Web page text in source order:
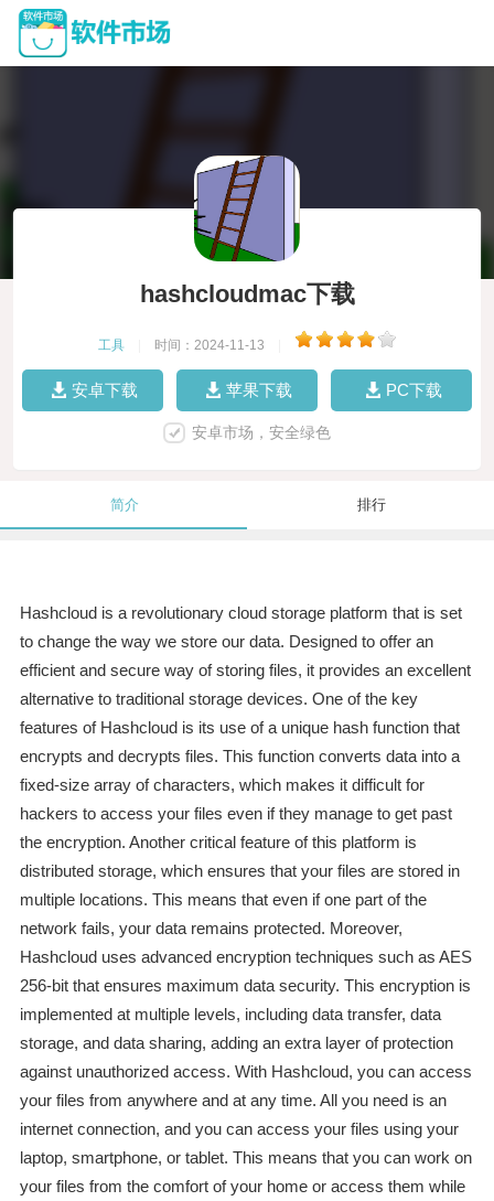
hashcloudmac下载
工具 时间：2024-11-13
安卓下载 苹果下载 PC下载
安卓市场，安全绿色
简介 排行
Hashcloud is a revolutionary cloud storage platform that is set
to change the way we store our data. Designed to offer an
efficient and secure way of storing files, it provides an excellent
alternative to traditional storage devices. One of the key
features of Hashcloud is its use of a unique hash function that
encrypts and decrypts files. This function converts data into a
fixed-size array of characters, which makes it difficult for
hackers to access your files even if they manage to get past
the encryption. Another critical feature of this platform is
distributed storage, which ensures that your files are stored in
multiple locations. This means that even if one part of the
network fails, your data remains protected. Moreover,
Hashcloud uses advanced encryption techniques such as AES
256-bit that ensures maximum data security. This encryption is
implemented at multiple levels, including data transfer, data
storage, and data sharing, adding an extra layer of protection
against unauthorized access. With Hashcloud, you can access
your files from anywhere and at any time. All you need is an
internet connection, and you can access your files using your
laptop, smartphone, or tablet. This means that you can work on
your files from the comfort of your home or access them while